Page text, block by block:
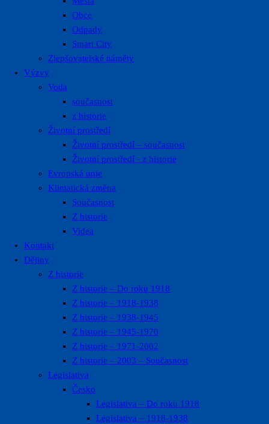
Obce
Odpady
Smart City
Zlepšovatelské náměty
Výzvy
Voda
současnost
z historie
Životní prostředí
Životní prostředí – současnost
Životní prostředí ​- z historie
Evropská unie
Klimatická změna
Současnost
Z historie
Videa
Kontakt
Dějiny
Z historie
Z historie – Do roku 1918
Z historie – 1918-1938
Z historie – 1938-1945
Z historie – 1945-1970
Z historie – 1971-2002
Z historie – 2003 – Současnost
Legislativa
Česko
Legislativa – Do roku 1918
Legislativa – 1918-1938